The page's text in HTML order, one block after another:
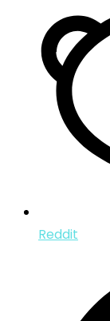
Reddit